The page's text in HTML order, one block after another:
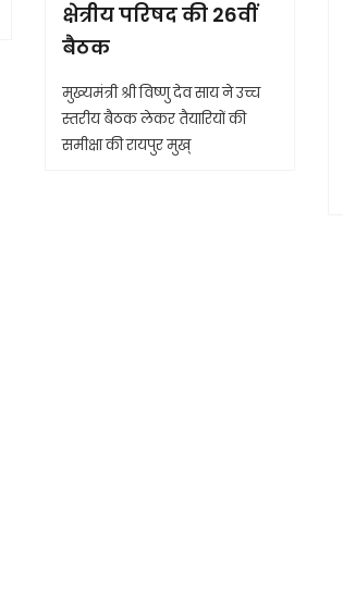
क्षेत्रीय परिषद की 26वीं
बैठक
मुख्यमंत्री श्री विष्णु देव साय ने उच्च
स्तरीय बैठक लेकर तैयारियों की
समीक्षा की रायपुर मुख्